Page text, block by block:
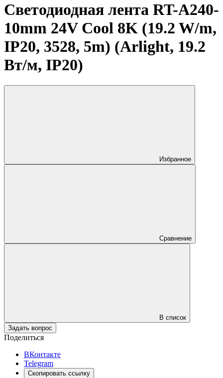
Светодиодная лента RT-A240-
10mm 24V Cool 8K (19.2 W/m,
IP20, 3528, 5m) (Arlight, 19.2
Вт/м, IP20)
Избранное
Сравнение
В список
Задать вопрос
Поделиться
ВКонтакте
Telegram
Скопировать ссылку